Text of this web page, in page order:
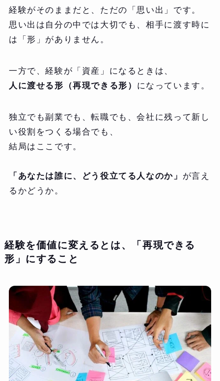
経験がそのままだと、ただの「思い出」です。
思い出は自分の中では大切でも、相手に渡す時に
は「形」がありません。
一方で、経験が「資産」になるときは、
人に渡せる形（再現できる形） になっています。
独立でも副業でも、転職でも、会社に残って新し
い役割をつくる場合でも、
結局はここです。
「あなたは誰に、どう役立てる人なのか」 が言え
るかどうか。
経験を価値に変えるとは、「再現できる
形」にすること